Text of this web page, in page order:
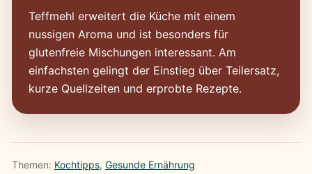
Teffmehl erweitert die Küche mit einem
nussigen Aroma und ist besonders für
glutenfreie Mischungen interessant. Am
einfachsten gelingt der Einstieg über Teilersatz,
kurze Quellzeiten und erprobte Rezepte.
Themen: Kochtipps, Gesunde Ernährung